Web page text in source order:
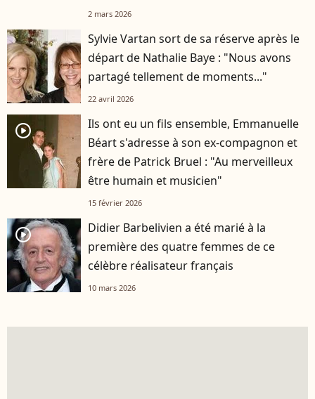
2 mars 2026
Sylvie Vartan sort de sa réserve après le
départ de Nathalie Baye : "Nous avons
partagé tellement de moments..."
22 avril 2026
player2
Ils ont eu un fils ensemble, Emmanuelle
Béart s'adresse à son ex-compagnon et
frère de Patrick Bruel : "Au merveilleux
être humain et musicien"
15 février 2026
player2
Didier Barbelivien a été marié à la
première des quatre femmes de ce
célèbre réalisateur français
10 mars 2026